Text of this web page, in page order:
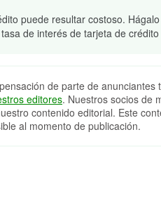
puede resultar costoso.
de interés de tarjeta de
de parte de anunciantes
editores. Nuestros socios de
contenido editorial. Este
al momento de publicación.